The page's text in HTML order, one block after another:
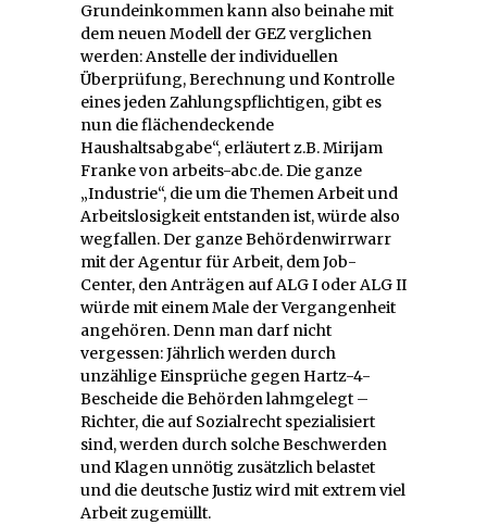
Grundeinkommen kann also beinahe mit
dem neuen Modell der GEZ verglichen
werden: Anstelle der individuellen
Überprüfung, Berechnung und Kontrolle
eines jeden Zahlungspflichtigen, gibt es
nun die flächendeckende
Haushaltsabgabe“, erläutert z.B. Mirijam
Franke von arbeits-abc.de. Die ganze
„Industrie“, die um die Themen Arbeit und
Arbeitslosigkeit entstanden ist, würde also
wegfallen. Der ganze Behördenwirrwarr
mit der Agentur für Arbeit, dem Job-
Center, den Anträgen auf ALG I oder ALG II
würde mit einem Male der Vergangenheit
angehören. Denn man darf nicht
vergessen: Jährlich werden durch
unzählige Einsprüche gegen Hartz-4-
Bescheide die Behörden lahmgelegt –
Richter, die auf Sozialrecht spezialisiert
sind, werden durch solche Beschwerden
und Klagen unnötig zusätzlich belastet
und die deutsche Justiz wird mit extrem viel
Arbeit zugemüllt.